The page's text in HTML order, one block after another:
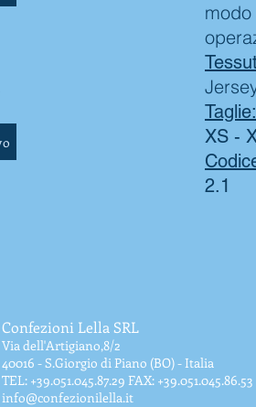
Taglie:
XS -
2.1
Confezioni Lella SRL
Via dell'Artigiano,8/2
40016 - S.Giorgio di Piano (BO) - Italia
TEL: +39.051.045.87.29 FAX: +39.051.045.86.53
info@confezionilella.it